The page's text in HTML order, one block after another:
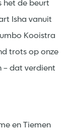
het de beurt
Isha vanuit
Kooistra
trots op onze
– dat verdient
en Tiemen